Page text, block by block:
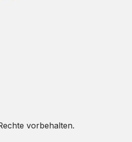
vorbehalten.